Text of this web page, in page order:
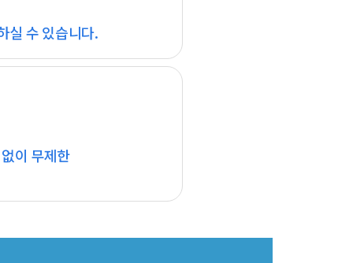
실 수 있습니다.
이 무제한